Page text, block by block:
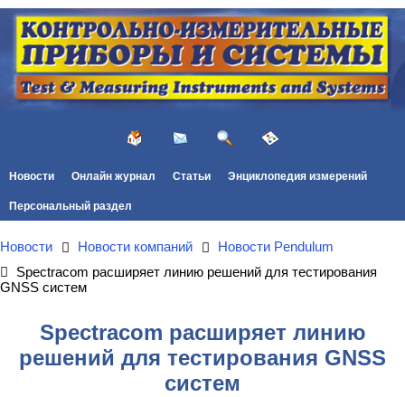
Новости Онлайн журнал Статьи Энциклопедия измерений
Персональный раздел
Новости Новости компаний
Новости Pendulum
Spectracom расширяет линию решений для тестирования
GNSS систем
Spectracom расширяет линию
решений для тестирования GNSS
систем